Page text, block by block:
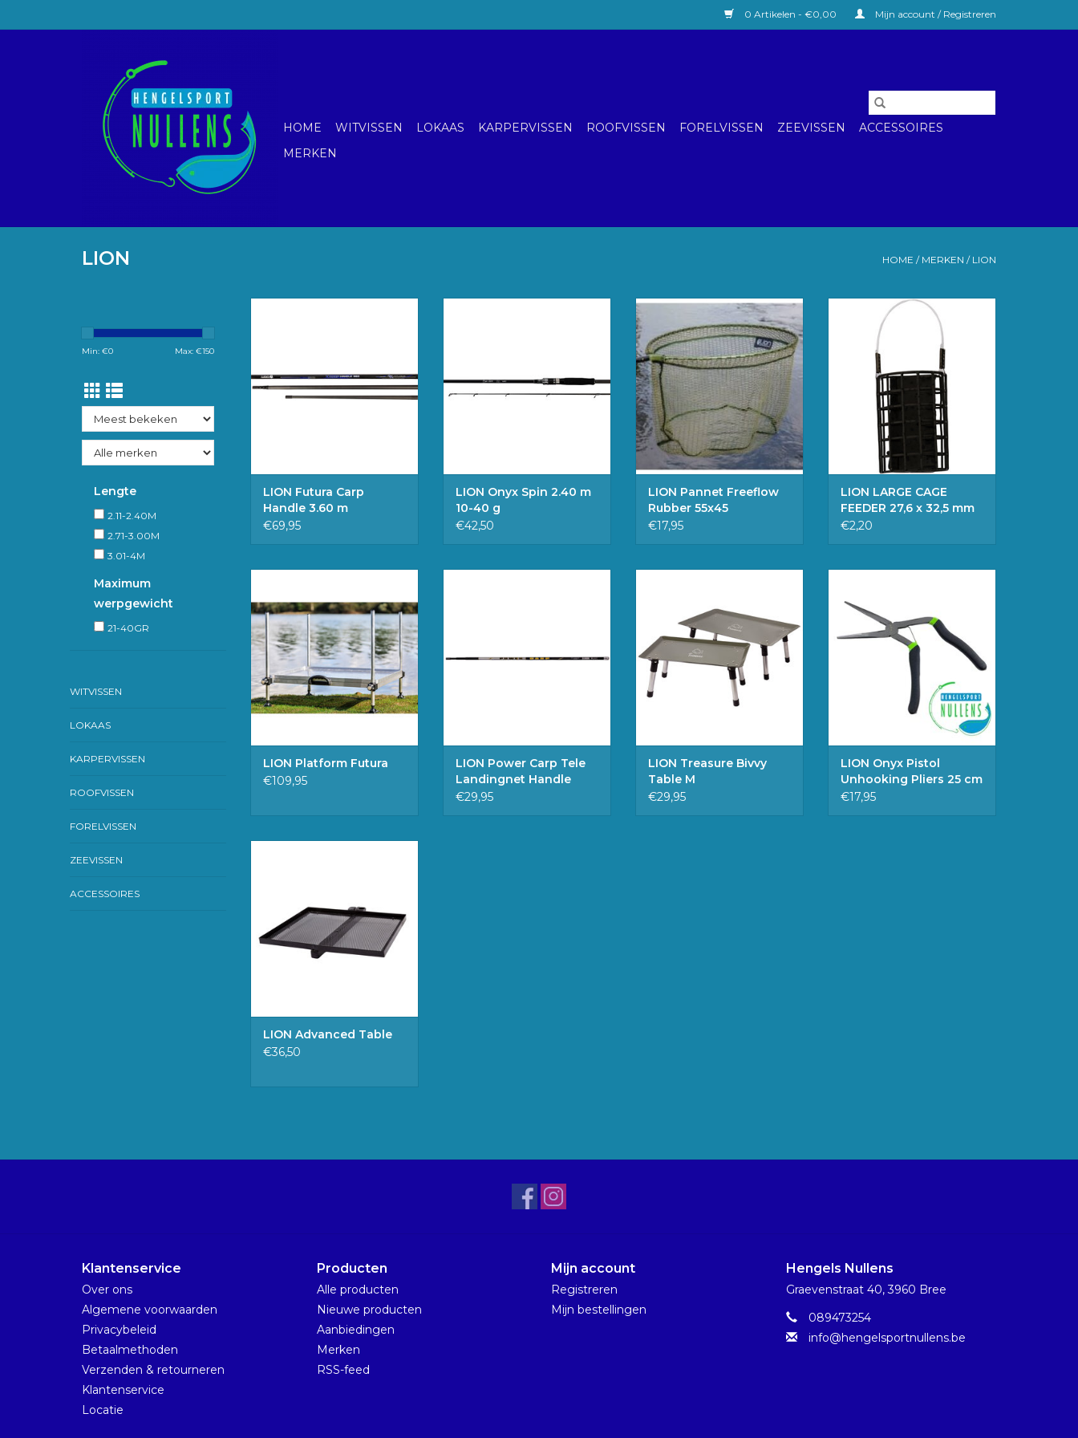
0 Artikelen - €0,00 Mijn account / Registreren
HOME WITVISSEN LOKAAS KARPERVISSEN ROOFVISSEN FORELVISSEN ZEEVISSEN
ACCESSOIRES
MERKEN
LION HOME / MERKEN / LION
Min: €0 Max: €150
Lengte
2.11-2.40M
2.71-3.00M
3.01-4M
Maximum
werpgewicht
21-40GR
WITVISSEN
LOKAAS
KARPERVISSEN
ROOFVISSEN
FORELVISSEN
ZEEVISSEN
ACCESSOIRES
LION Futura Carp
Handle 3.60 m
€69,95
LION Onyx Spin 2.40 m
10-40 g
€42,50
Stevig rubber gecoat schepnet
met grote mazen. Kan gebruikt
worden voor het vissen op
karpers, brasem enz...
TOEVOEGEN AAN
WINKELWAGEN
LION Pannet Freeflow
Rubber 55x45
€17,95
LION LARGE CAGE FEEDER
27,6 x 32,5 mm
TOEVOEGEN AAN
WINKELWAGEN
LION LARGE CAGE
FEEDER 27,6 x 32,5 mm
€2,20
van 25 mm • Afmetingen 80 x
60 cm • Lengte poten 60 cm •
Sterke constructie • 5 kg
TOEVOEGEN AAN
WINKELWAGEN
LION Platform Futura
€109,95
LION Power Carp Tele
Landingnet Handle
3.00 m
€29,95
WINKELWAGEN
LION Treasure Bivvy
Table M
€29,95
-Totale lengte:25cm
TOEVOEGEN AAN
WINKELWAGEN
LION Onyx Pistol
Unhooking Pliers 25 cm
€17,95
WINKELWAGEN
LION Advanced Table
€36,50
Klantenservice
Over ons
Algemene voorwaarden
Privacybeleid
Betaalmethoden
Verzenden & retourneren
Klantenservice
Locatie
Producten
Alle producten
Nieuwe producten
Aanbiedingen
Merken
RSS-feed
Mijn account
Registreren
Mijn bestellingen
Hengels Nullens
Graevenstraat 40, 3960 Bree
089473254
info@hengelsportnullens.be